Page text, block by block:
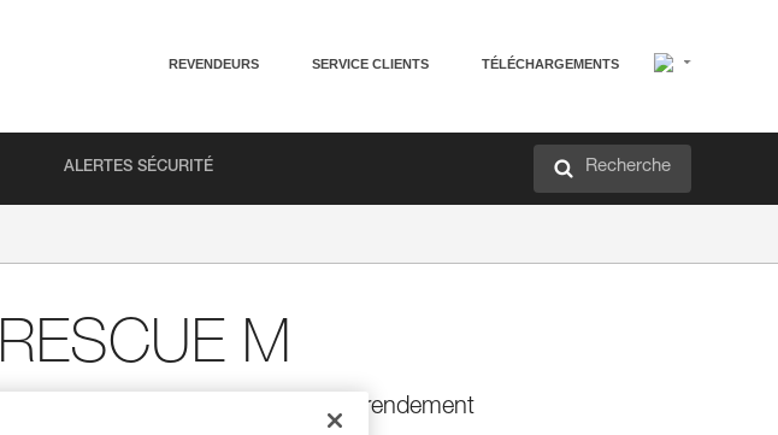
REVENDEURS SERVICE CLIENTS TÉLÉCHARGEMENTS
ALERTES SÉCURITÉ Recherche
RESCUE M
Poulie haute résistance à très haut rendement